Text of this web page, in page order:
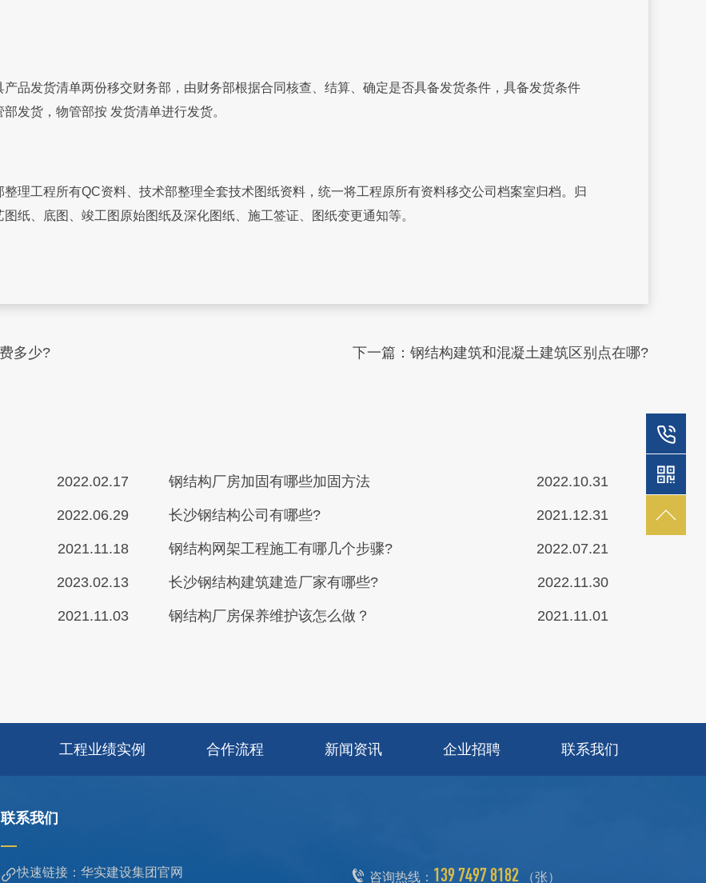
发货清单两份移交财务部，由财务部根据合同核查、结算、确定是否具备发货条件，具备发货条件
发货，物管部按 发货清单进行发货。
工程所有QC资料、技术部整理全套技术图纸资料，统一将工程原所有资料移交公司档案室归档。归
纸、底图、竣工图原始图纸及深化图纸、施工签证、图纸变更通知等。
多少? 下一篇： 钢结构建筑和混凝土建筑区别点在哪?
2022.02.17 钢结构厂房加固有哪些加固方法 2022.10.31
2022.06.29 长沙钢结构公司有哪些? 2021.12.31
2021.11.18 钢结构网架工程施工有哪几个步骤? 2022.07.21
2023.02.13 长沙钢结构建筑建造厂家有哪些? 2022.11.30
2021.11.03 钢结构厂房保养维护该怎么做？ 2021.11.01
工程业绩实例 合作流程 新闻资讯 企业招聘 联系我们
联系我们
快速链接：华实建设集团官网 咨询热线： 139 7497 8182 （张）